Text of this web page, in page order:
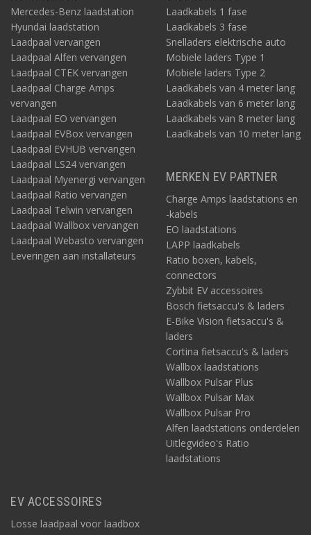
Mercedes-Benz laadstation
Hyundai laadstation
Laadpaal vervangen
Laadpaal Alfen vervangen
Laadpaal CTEK vervangen
Laadpaal Charge Amps
vervangen
Laadpaal EO vervangen
Laadpaal EVBox vervangen
Laadpaal EVHUB vervangen
Laadpaal LS24 vervangen
Laadpaal Myenergi vervangen
Laadpaal Ratio vervangen
Laadpaal Telwin vervangen
Laadpaal Wallbox vervangen
Laadpaal Webasto vervangen
Leveringen aan installateurs
Laadkabels 1 fase
Laadkabels 3 fase
Snelladers elektrische auto
Mobiele laders Type 1
Mobiele laders Type 2
Laadkabels van 4 meter lang
Laadkabels van 6 meter lang
Laadkabels van 8 meter lang
Laadkabels van 10 meter lang
MERKEN EV PARTNER
Charge Amps laadstations en
-kabels
EO laadstations
LAPP laadkabels
Ratio boxen, kabels,
connectors
Zybbit EV accessoires
Bosch fietsaccu's & laders
E-Bike Vision fietsaccu's &
laders
Cortina fietsaccu's & laders
Wallbox laadstations
Wallbox Pulsar Plus
Wallbox Pulsar Max
Wallbox Pulsar Pro
Alfen laadstations onderdelen
Uitlegvideo's Ratio
laadstations
EV ACCESSOIRES
Losse laadpaal voor laadbox